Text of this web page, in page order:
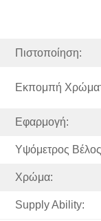
Πιστοποίηση:
Εκπομπή
Εφαρμογή:
Υψόμετρος
Χρώμα:
Supply Ability: